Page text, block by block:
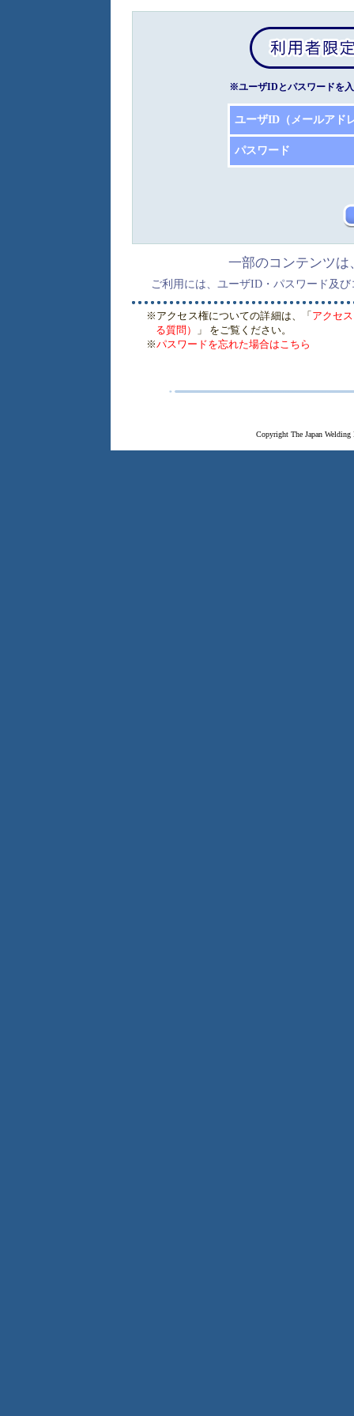
※ユーザIDとパスワードを
ユーザID（メールアド
パスワード
一部のコンテンツ
ご利用には、ユーザID・パスワード及
※アクセス権についての詳細は、「 アクセ
る質問）
」 をご覧ください。
※パスワードを忘れた場合はこちら
Copyright The Japan